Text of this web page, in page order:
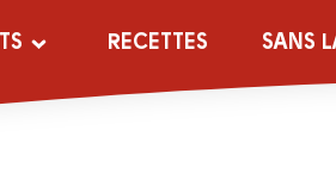
RECETTES SANS